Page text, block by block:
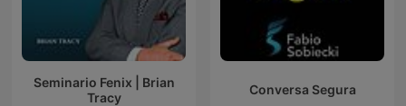
Seminario Fenix | Brian
Tracy
Conversa Segura